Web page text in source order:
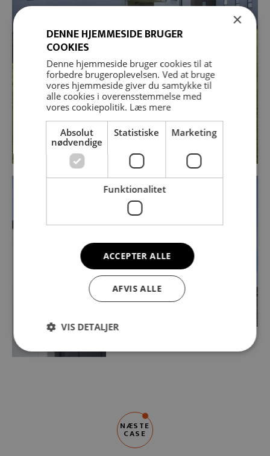
NÆSTE
CASE
×
DENNE HJEMMESIDE BRUGER
COOKIES
Denne hjemmeside bruger cookies til at
forbedre brugeroplevelsen. Ved at bruge
vores hjemmeside giver du samtykke til
alle cookies i overensstemmelse med
vores cookiepolitik. Læs mere
Absolut
nødvendige
Statistiske Marketing
Funktionalitet
ACCEPTER ALLE
AFVIS ALLE
VIS DETALJER